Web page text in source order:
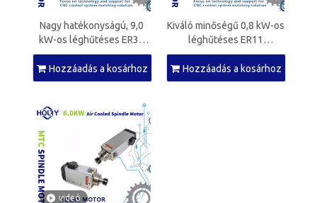
Nagy hatékonyságú, 9,0
kW-os léghűtéses ER32
orsómotor CNC
famegmunkáló gépekhez
Hozzáadás a kosárhoz
Kiváló minőségű 0,8 kW-os
léghűtéses ER11
orsómotor CNC
famegmunkáló gépekhez
Hozzáadás a kosárhoz
videó